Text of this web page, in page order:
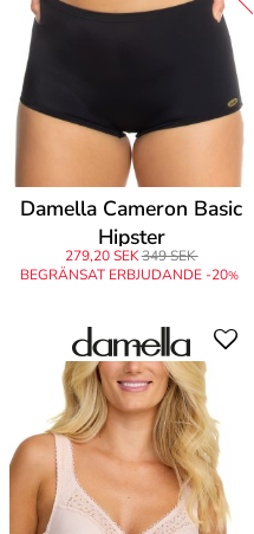
Damella Cameron Basic
Hipster
279,20 SEK349 SEK
BEGRÄNSAT ERBJUDANDE -20%